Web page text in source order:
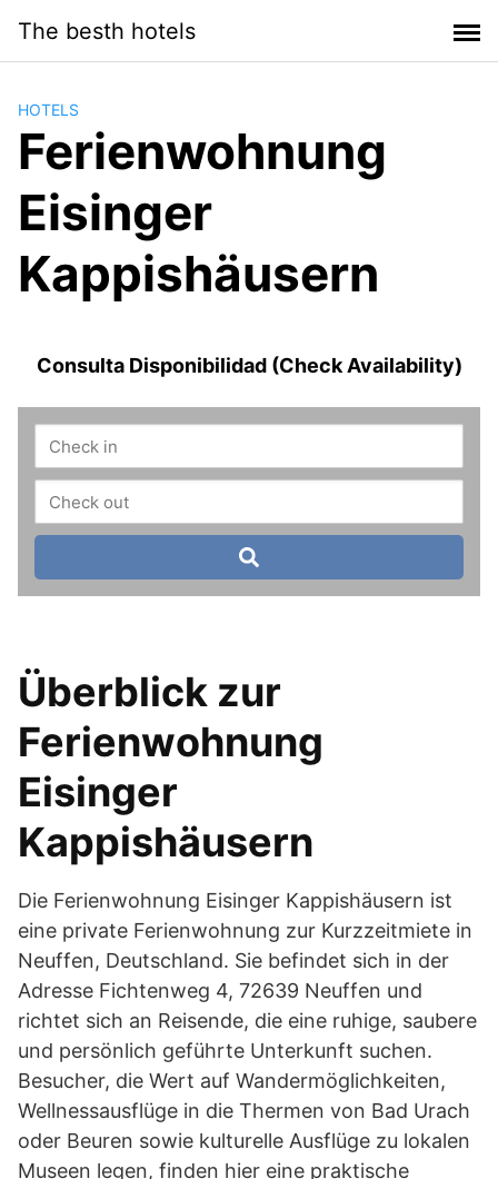
contenido
The besth hotels
HOTELS
Ferienwohnung
Eisinger
Kappishäusern
Consulta Disponibilidad (Check Availability)
Überblick zur
Ferienwohnung
Eisinger
Kappishäusern
Die Ferienwohnung Eisinger Kappishäusern ist
eine private Ferienwohnung zur Kurzzeitmiete in
Neuffen, Deutschland. Sie befindet sich in der
Adresse Fichtenweg 4, 72639 Neuffen und
richtet sich an Reisende, die eine ruhige, saubere
und persönlich geführte Unterkunft suchen.
Besucher, die Wert auf Wandermöglichkeiten,
Wellnessausflüge in die Thermen von Bad Urach
oder Beuren sowie kulturelle Ausflüge zu lokalen
Museen legen, finden hier eine praktische